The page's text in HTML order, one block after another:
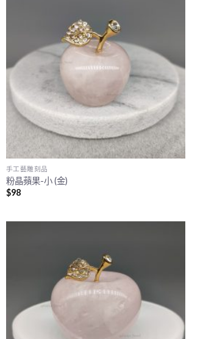
手工藝雕刻品
粉晶蘋果-小 (金)
$98